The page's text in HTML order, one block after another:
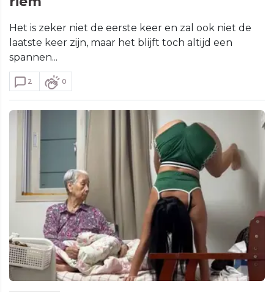
Het is zeker niet de eerste keer en zal ook niet de
laatste keer zijn, maar het blijft toch altijd een
spannen...
2 0